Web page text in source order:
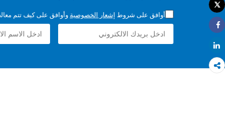
طباعة
Tweet
Share
Share
أوافق على شروط إشعار الخصوصية وأوافق على كيف تتم